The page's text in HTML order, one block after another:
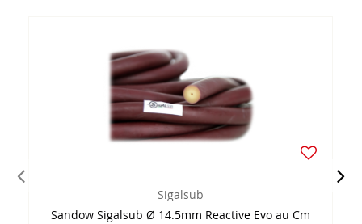
Sigalsub
Sandow Sigalsub Ø 14.5mm Reactive Evo au Cm